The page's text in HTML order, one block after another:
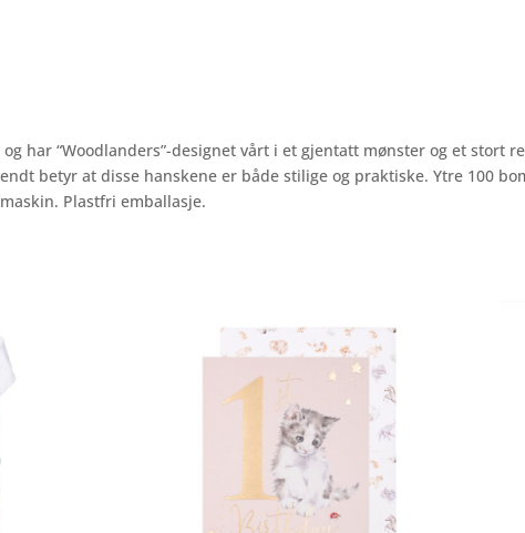
har “Woodlanders”-designet vårt i et gjentatt mønster og et stort
betyr at disse hanskene er både stilige og praktiske. Ytre 100
Plastfri emballasje.